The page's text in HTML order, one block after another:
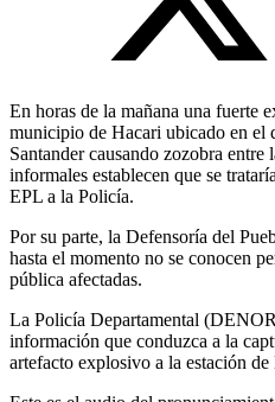
En horas de la mañana una fuerte
municipio de Hacari ubicado en el
Santander causando zozobra
informales establecen que se
EPL a la Policía.
Por su parte, la Defensoría del
hasta el momento no se conocen
pública afectadas.
La Policía Departamental
información que conduzca a la
artefacto explosivo a la estación de